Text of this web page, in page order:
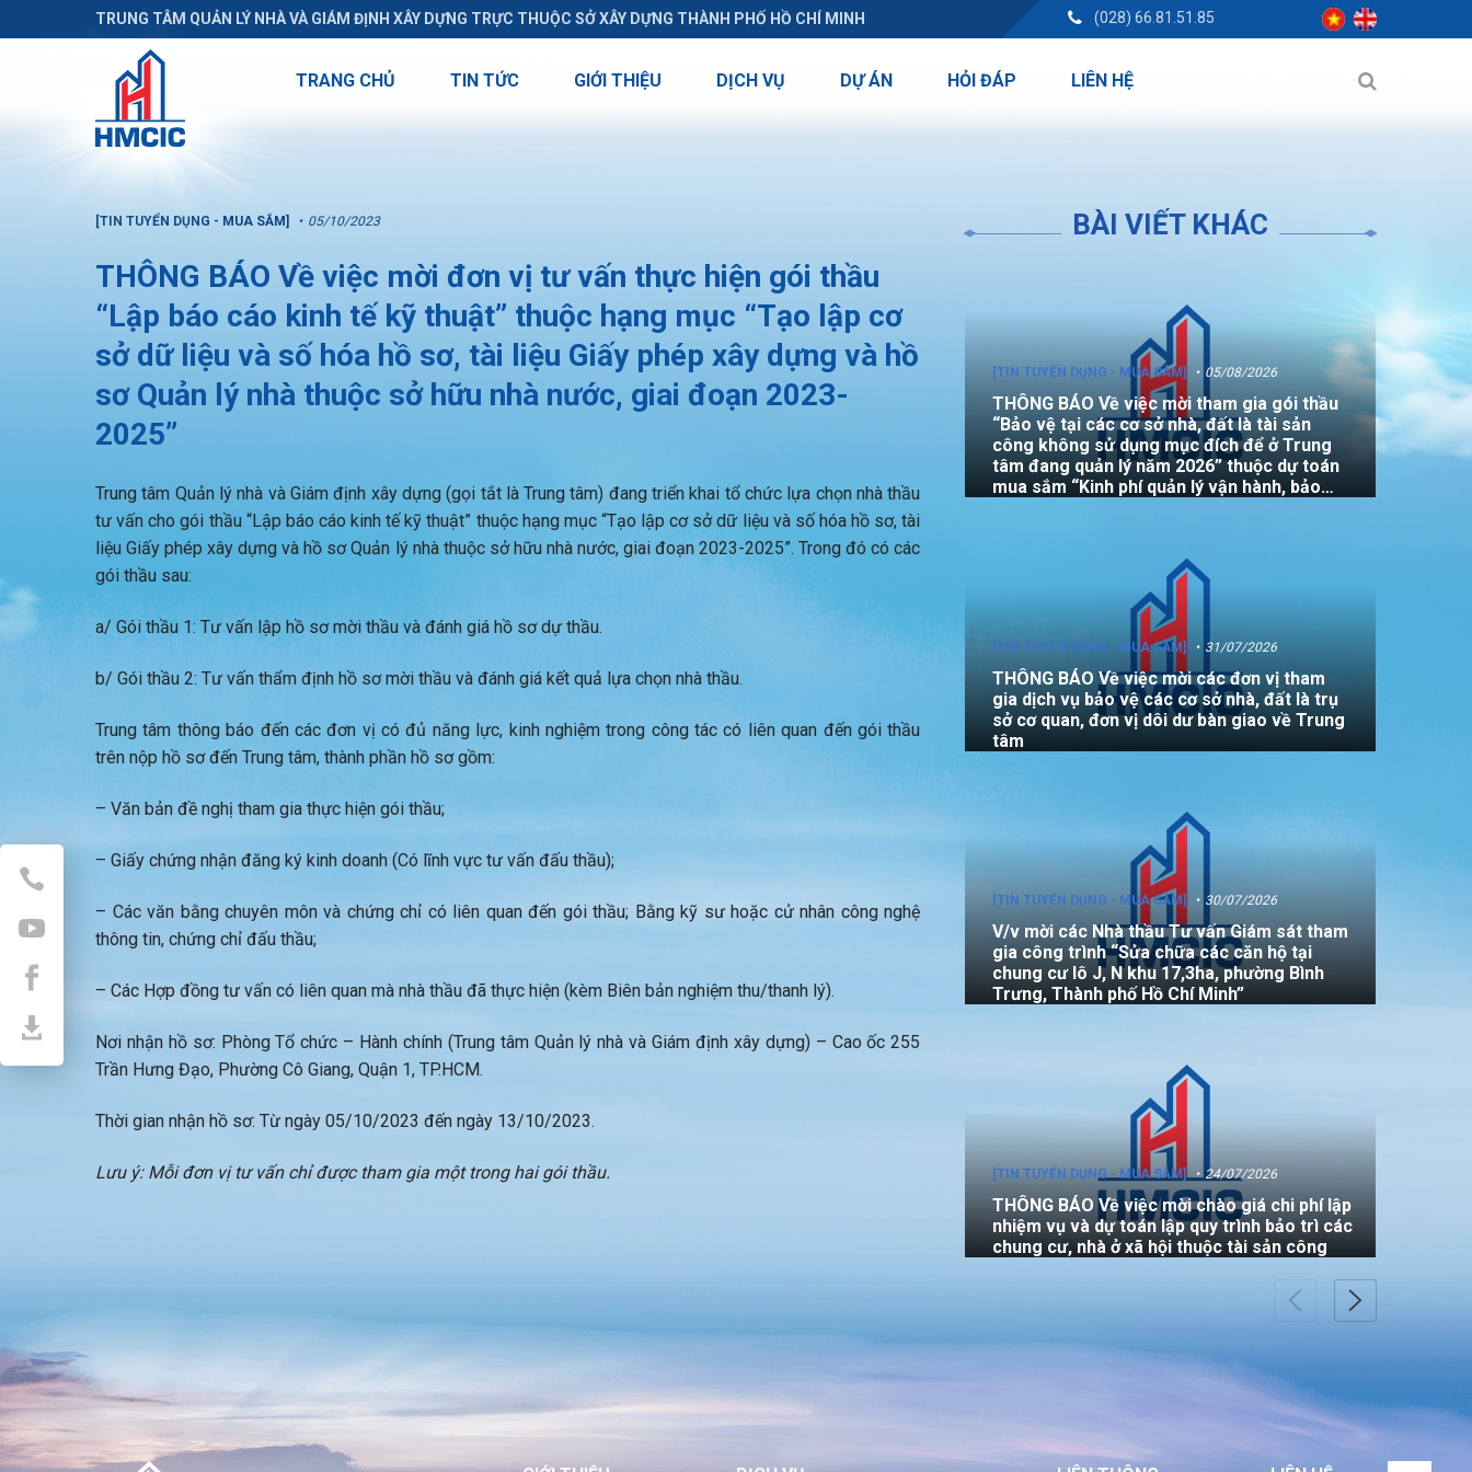
TRUNG TÂM QUẢN LÝ NHÀ VÀ GIÁM ĐỊNH XÂY DỰNG TRỰC THUỘC SỞ XÂY DỰNG THÀNH PHỐ HỒ CHÍ MINH (028) 66.81.51.85
TRANG CHỦ TIN TỨC GIỚI THIỆU DỊCH VỤ DỰ ÁN HỎI ĐÁP LIÊN HỆ
[TIN TUYỂN DỤNG - MUA SẮM] 05/10/2023
THÔNG BÁO Về việc mời đơn vị tư vấn thực hiện gói thầu
“Lập báo cáo kinh tế kỹ thuật” thuộc hạng mục “Tạo lập cơ
sở dữ liệu và số hóa hồ sơ, tài liệu Giấy phép xây dựng và hồ
sơ Quản lý nhà thuộc sở hữu nhà nước, giai đoạn 2023-
2025”
Trung tâm Quản lý nhà và Giám định xây dựng (gọi tắt là Trung tâm) đang triển khai tổ chức lựa chọn nhà thầu
tư vấn cho gói thầu “Lập báo cáo kinh tế kỹ thuật” thuộc hạng mục “Tạo lập cơ sở dữ liệu và số hóa hồ sơ, tài
liệu Giấy phép xây dựng và hồ sơ Quản lý nhà thuộc sở hữu nhà nước, giai đoạn 2023-2025”. Trong đó có các
gói thầu sau:
a/ Gói thầu 1: Tư vấn lập hồ sơ mời thầu và đánh giá hồ sơ dự thầu.
b/ Gói thầu 2: Tư vấn thẩm định hồ sơ mời thầu và đánh giá kết quả lựa chọn nhà thầu.
Trung tâm thông báo đến các đơn vị có đủ năng lực, kinh nghiệm trong công tác có liên quan đến gói thầu
trên nộp hồ sơ đến Trung tâm, thành phần hồ sơ gồm:
– Văn bản đề nghị tham gia thực hiện gói thầu;
– Giấy chứng nhận đăng ký kinh doanh (Có lĩnh vực tư vấn đấu thầu);
– Các văn bằng chuyên môn và chứng chỉ có liên quan đến gói thầu; Bằng kỹ sư hoặc cử nhân công nghệ
thông tin, chứng chỉ đấu thầu;
– Các Hợp đồng tư vấn có liên quan mà nhà thầu đã thực hiện (kèm Biên bản nghiệm thu/thanh lý).
Nơi nhận hồ sơ: Phòng Tổ chức – Hành chính (Trung tâm Quản lý nhà và Giám định xây dựng) – Cao ốc 255
Trần Hưng Đạo, Phường Cô Giang, Quận 1, TP.HCM.
Thời gian nhận hồ sơ: Từ ngày 05/10/2023 đến ngày 13/10/2023.
Lưu ý: Mỗi đơn vị tư vấn chỉ được tham gia một trong hai gói thầu.
BÀI VIẾT KHÁC
[TIN TUYỂN DỤNG - MUA SẮM] 05/08/2026
THÔNG BÁO Về việc mời tham gia gói thầu
“Bảo vệ tại các cơ sở nhà, đất là tài sản
công không sử dụng mục đích để ở Trung
tâm đang quản lý năm 2026” thuộc dự toán
mua sắm “Kinh phí quản lý vận hành, bảo
[TIN TUYỂN DỤNG - MUA SẮM] 31/07/2026
THÔNG BÁO Về việc mời các đơn vị tham
gia dịch vụ bảo vệ các cơ sở nhà, đất là trụ
sở cơ quan, đơn vị dôi dư bàn giao về Trung
tâm
[TIN TUYỂN DỤNG - MUA SẮM] 30/07/2026
V/v mời các Nhà thầu Tư vấn Giám sát tham
gia công trình “Sửa chữa các căn hộ tại
chung cư lô J, N khu 17,3ha, phường Bình
Trưng, Thành phố Hồ Chí Minh”
[TIN TUYỂN DỤNG - MUA SẮM] 24/07/2026
THÔNG BÁO Về việc mời chào giá chi phí lập
nhiệm vụ và dự toán lập quy trình bảo trì các
chung cư, nhà ở xã hội thuộc tài sản công
22/07/2026
THÔNG BÁO V/v mời các đơn vị tham gia
thực hiện gói thầu: “Đo đạc chỉnh lý bản đồ
địa chính (bản vẽ sơ đồ vị trí) đối với căn hộ